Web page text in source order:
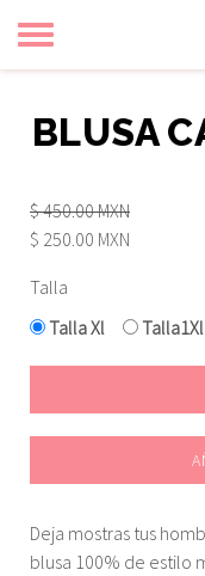
Toggle
navigation
BLUSA
$ 450.00 MXN
$ 250.00 MXN
Talla
Talla Xl
Talla1Xl
Deja mostras tus
blusa 100% de estilo